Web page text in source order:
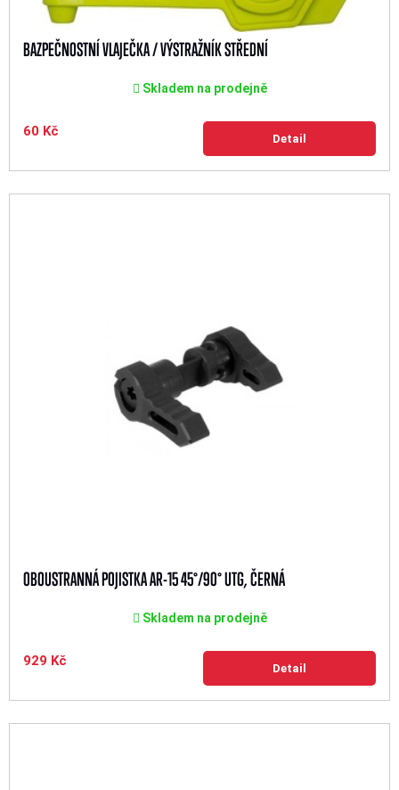
BAZPEČNOSTNÍ VLAJEČKA / VÝSTRAŽNÍK STŘEDNÍ
Skladem na prodejně
60 Kč Detail
OBOUSTRANNÁ POJISTKA AR-15 45°/90° UTG, ČERNÁ
Skladem na prodejně
929 Kč Detail